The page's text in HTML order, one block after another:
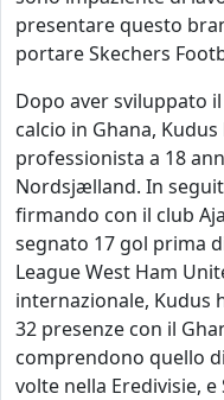
presentare questo
portare Skechers
Dopo aver sviluppato
calcio in Ghana,
professionista a 18
Nordsjælland. In
firmando con il club
segnato 17 gol prima
League West Ham
internazionale, Kudus
32 presenze con il
comprendono quello
volte nella Eredivisie,